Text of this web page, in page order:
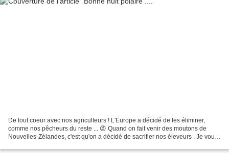
De tout coeur avec nos agriculteurs ! L'Europe a décidé de les éliminer,
comme nos pêcheurs du reste ... 😡 Quand on fait venir des moutons de
Nouvelles-Zélandes, c'est qu'on a décidé de sacrifier nos éleveurs . Je vous